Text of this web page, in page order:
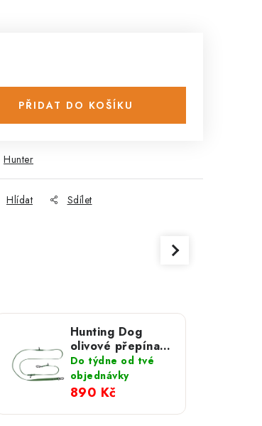
PŘIDAT DO KOŠÍKU
Hunter
Hlídat Sdílet
Hunting Dog
olivové přepínací
vodítko s
hliníkovou
karabinou 280
Do týdne od tvé
objednávky
890 Kč